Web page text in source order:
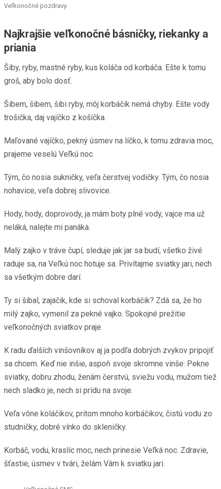
Veľkonočné pozdravy.
Najkrajšie veľkonočné básničky, riekanky a
priania
Šiby, ryby, mastné ryby, kus koláča od korbáča. Ešte k tomu
groš, aby bolo dosť.
Šibem, šibem, šibi ryby, môj korbáčik nemá chyby. Ešte vody
trošička, daj vajíčko z košíčka.
Maľované vajíčko, pekný úsmev na líčko, k tomu zdravia moc,
prajeme veselú Veľkú noc.
Tým, čo nosia sukničky, veľa čerstvej vodičky. Tým, čo nosia
nohavice, veľa dobrej slivovice.
Hody, hody, doprovody, ja mám boty plné vody, vajce ma už
neláká, nalejte mi panáka.
Malý zajko v tráve čupí, sleduje jak jar sa budí, všetko živé
raduje sa, na Veľkú noc hotuje sa. Privítajme sviatky jari, nech
sa všetkým dobre darí.
Ty si šibal, zajačik, kde si schoval korbáčik? Zdá sa, že ho
milý zajko, vymenil za pekné vajko. Spokojné prežitie
veľkonočných sviatkov praje.
K radu ďalších vinšovníkov aj ja podľa dobrých zvykov pripojiť
sa chcem. Keď nie inšie, aspoň svoje skromne vinše: Pekne
sviatky, dobru zhodu, ženám čerstvú, sviežu vodu, mužom tiež
nech sladko je, nech si prídu na svoje.
Veľa vône koláčikov, pritom mnoho korbáčikov, čistú vodu zo
studničky, dobré vínko do skleničky.
Korbáč, vodu, kraslíc moc, nech prinesie Veľká noc. Zdravie,
šťastie, úsmev v tvári, želám Vám k sviatku jari.